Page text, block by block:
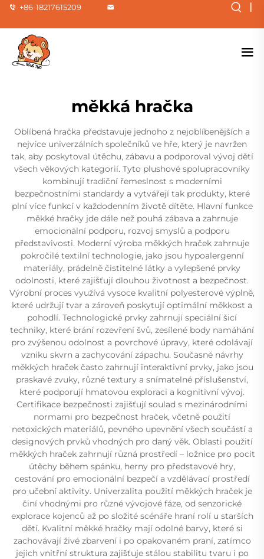
+86-18217615209 |
měkká hračka
Oblíbená hračka představuje jednoho z nejoblíbenějších a
nejvíce univerzálních společníků ve hře, který je navržen
tak, aby poskytoval útěchu, zábavu a podporoval vývoj dětí
všech věkových kategorií. Tyto plushové spolupracovníky
kombinují tradiční řemeslnost s moderními
bezpečnostními standardy a vytvářejí tak produkty, které
plní více funkcí v každodenním životě dítěte. Hlavní funkce
měkké hračky jde dále než pouhá zábava a zahrnuje
emocionální podporu, rozvoj smyslů a podporu
představivosti. Moderní výroba měkkých hraček zahrnuje
pokročilé textilní technologie, jako jsou hypoalergenní
materiály, prádelně čistitelné látky a vylepšené prvky
odolnosti, které zajišťují dlouhou životnost a bezpečnost.
Výrobní proces využívá vysoce kvalitní polyesterové výplně,
které udržují tvar a zároveň poskytují optimální měkkost a
pohodlí. Technologické prvky zahrnují speciální šicí
techniky, které brání rozevření švů, zesílené body namáhání
pro zvýšenou odolnost a povrchové úpravy, které odolávají
vzniku skvrn a zachycování zápachu. Současné návrhy
měkkých hraček často zahrnují interaktivní prvky, jako jsou
praskavé zvuky, různé textury a snímatelné příslušenství,
které podporují hmatovou exploraci a kognitivní vývoj.
Certifikace bezpečnosti zajišťují soulad s mezinárodními
normami pro bezpečnost hraček, včetně použití
netoxických materiálů, pevného upevnění všech součástí a
designových prvků vhodných pro daný věk. Oblasti použití
měkkých hraček zahrnují různá prostředí – ložnice pro pocit
útěchy během spánku, herny pro představové hry,
cestování pro emocionální bezpečí a vzdělávací prostředí
pro učební aktivity. Univerzalita použití měkkých hraček je
činí vhodnými pro různé vývojové fáze, od senzorické
explorace kojenců až po složité scénáře hraní rolí u starších
dětí. Kvalitní měkké hračky mají odolné barvy, které si
zachovávají živé zbarvení i po opakovaném praní, zatímco
jejich vnitřní struktura zajišťuje stálou stabilitu tvaru i po